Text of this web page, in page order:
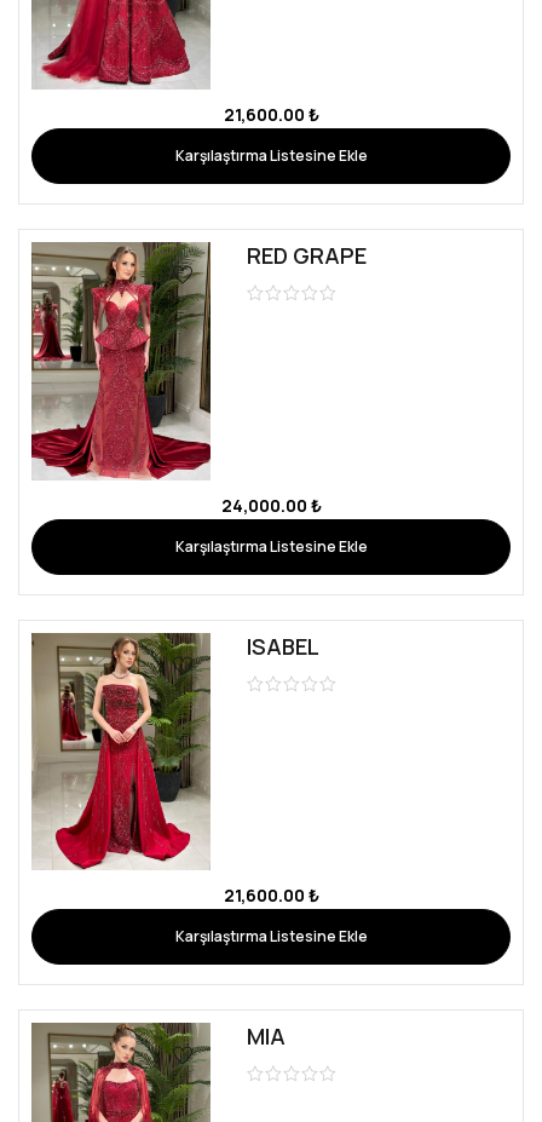
21,600.00 ₺
Karşılaştırma Listesine Ekle
RED GRAPE
24,000.00 ₺
Karşılaştırma Listesine Ekle
ISABEL
21,600.00 ₺
Karşılaştırma Listesine Ekle
MIA